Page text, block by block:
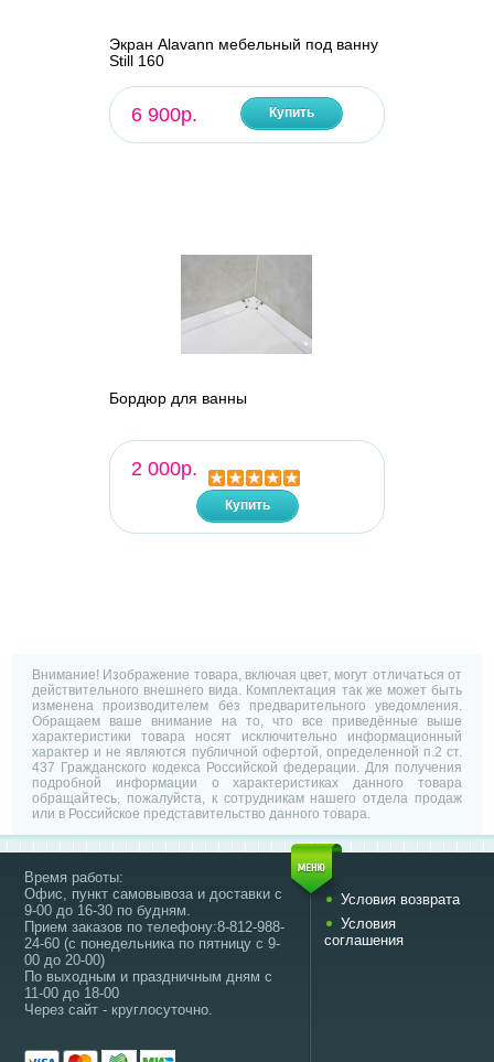
Экран Alavann мебельный под ванну
Still 160
6 900р. Купить
Бордюр для ванны
2 000р.
Купить
Внимание! Изображение товара, включая цвет, могут отличаться от
действительного внешнего вида. Комплектация так же может быть
изменена производителем без предварительного уведомления.
Обращаем ваше внимание на то, что все приведённые выше
характеристики товара носят исключительно информационный
характер и не являются публичной офертой, определенной п.2 ст.
437 Гражданского кодекса Российской федерации. Для получения
подробной информации о характеристиках данного товара
обращайтесь, пожалуйста, к сотрудникам нашего отдела продаж
или в Российское представительство данного товара.
Время работы:
Офис, пункт самовывоза и доставки с
9-00 до 16-30 по будням.
Прием заказов по телефону:8-812-988-
24-60 (с понедельника по пятницу с 9-
00 до 20-00)
По выходным и праздничным дням с
11-00 до 18-00
Через сайт - круглосуточно.
Условия возврата
Условия
соглашения